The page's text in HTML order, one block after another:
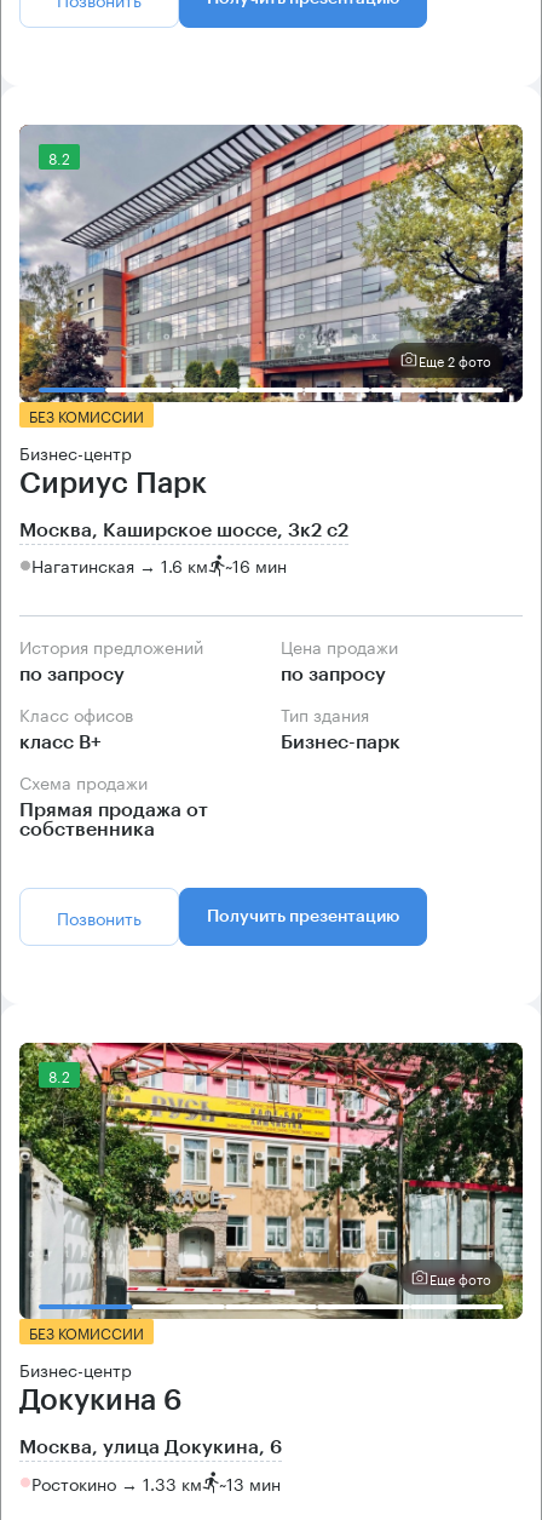
8.2
Еще 2 фото
БЕЗ КОМИССИИ
Бизнес-центр
Сириус Парк
Москва, Каширское шоссе, 3к2 с2
Нагатинская → 1.6 км ~16 мин
История предложений
по запросу
Цена продажи
по запросу
Класс офисов
класс B+
Тип здания
Бизнес-парк
Схема продажи
Прямая продажа от
собственника
Позвонить Получить презентацию
8.2
Еще фото
БЕЗ КОМИССИИ
Бизнес-центр
Докукина 6
Москва, улица Докукина, 6
Ростокино → 1.33 км ~13 мин